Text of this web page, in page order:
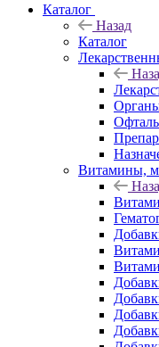
Каталог
Назад
Каталог
Витамины,